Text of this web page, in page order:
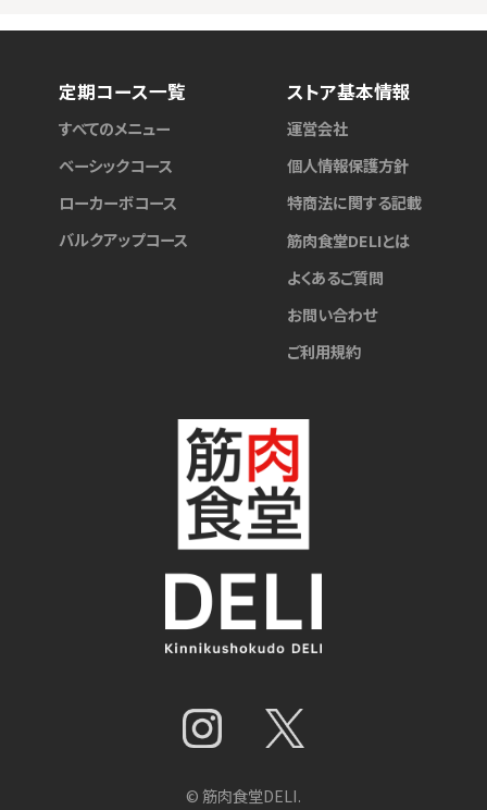
定期コース一覧
すべてのメニュー
ベーシックコース
ローカーボコース
バルクアップコース
ストア基本情報
運営会社
個人情報保護方針
特商法に関する記載
筋肉食堂DELIとは
よくあるご質問
お問い合わせ
ご利用規約
© 筋肉食堂DELI.